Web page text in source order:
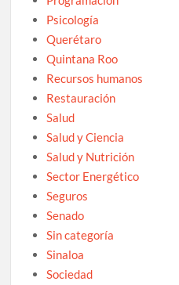
Psicología
Querétaro
Quintana Roo
Recursos humanos
Restauración
Salud
Salud y Ciencia
Salud y Nutrición
Sector Energético
Seguros
Senado
Sin categoría
Sinaloa
Sociedad